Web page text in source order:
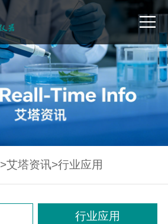
>艾塔资讯>行业应用
行业应用